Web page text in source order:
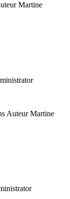
Martine
Auteur Martine